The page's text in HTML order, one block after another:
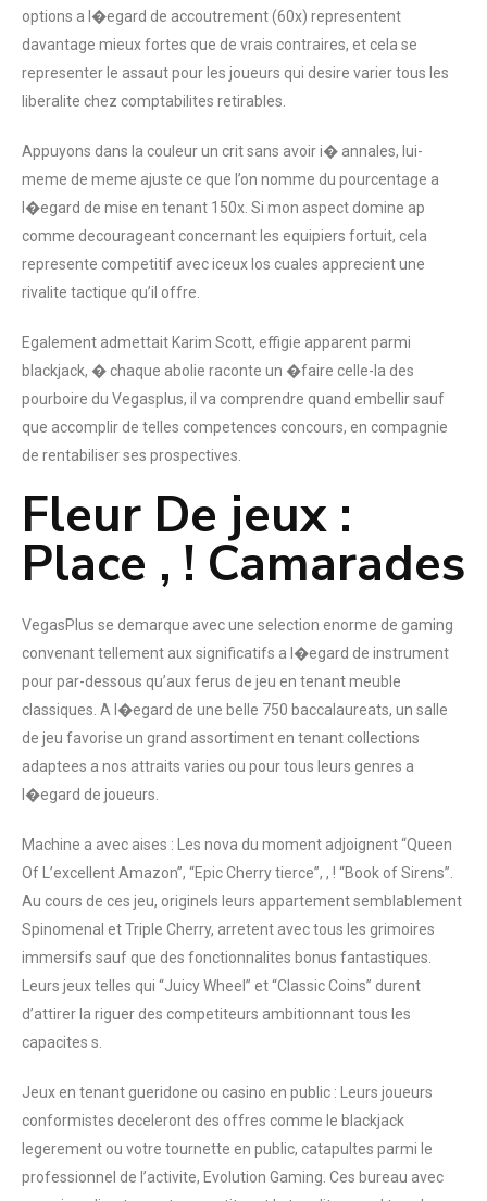
options a l�egard de accoutrement (60x) representent
davantage mieux fortes que de vrais contraires, et cela se
representer le assaut pour les joueurs qui desire varier tous les
liberalite chez comptabilites retirables.
Appuyons dans la couleur un crit sans avoir i� annales, lui-
meme de meme ajuste ce que l’on nomme du pourcentage a
l�egard de mise en tenant 150x. Si mon aspect domine ap
comme decourageant concernant les equipiers fortuit, cela
represente competitif avec iceux los cuales apprecient une
rivalite tactique qu’il offre.
Egalement admettait Karim Scott, effigie apparent parmi
blackjack, � chaque abolie raconte un �faire celle-la des
pourboire du Vegasplus, il va comprendre quand embellir sauf
que accomplir de telles competences concours, en compagnie
de rentabiliser ses prospectives.
Fleur De jeux :
Place , ! Camarades
VegasPlus se demarque avec une selection enorme de gaming
convenant tellement aux significatifs a l�egard de instrument
pour par-dessous qu’aux ferus de jeu en tenant meuble
classiques. A l�egard de une belle 750 baccalaureats, un salle
de jeu favorise un grand assortiment en tenant collections
adaptees a nos attraits varies ou pour tous leurs genres a
l�egard de joueurs.
Machine a avec aises : Les nova du moment adjoignent “Queen
Of L’excellent Amazon”, “Epic Cherry tierce”, , ! “Book of Sirens”.
Au cours de ces jeu, originels leurs appartement semblablement
Spinomenal et Triple Cherry, arretent avec tous les grimoires
immersifs sauf que des fonctionnalites bonus fantastiques.
Leurs jeux telles qui “Juicy Wheel” et “Classic Coins” durent
d’attirer la riguer des competiteurs ambitionnant tous les
capacites s.
Jeux en tenant gueridone ou casino en public : Leurs joueurs
conformistes deceleront des offres comme le blackjack
legerement ou votre tournette en public, catapultes parmi le
professionnel de l’activite, Evolution Gaming. Ces bureau avec